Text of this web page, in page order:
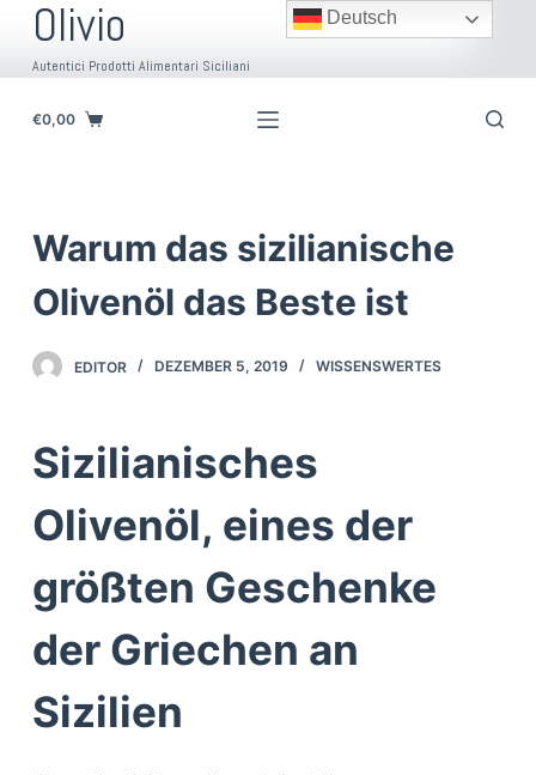
u
g
n
Olivio
Autentici Prodotti Alimentari Siciliani
€0,00
Warum das sizilianische
Olivenöl das Beste ist
EDITOR DEZEMBER 5, 2019 WISSENSWERTES
Sizilianisches
Olivenöl, eines der
größten Geschenke
der Griechen an
Sizilien
Deutsch